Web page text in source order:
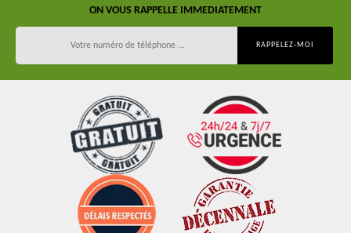
ON VOUS RAPPELLE IMMEDIATEMENT